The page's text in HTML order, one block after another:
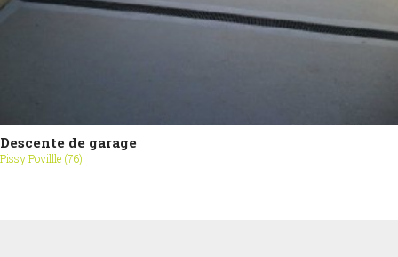
Descente de garage
Pissy Povillle (76)